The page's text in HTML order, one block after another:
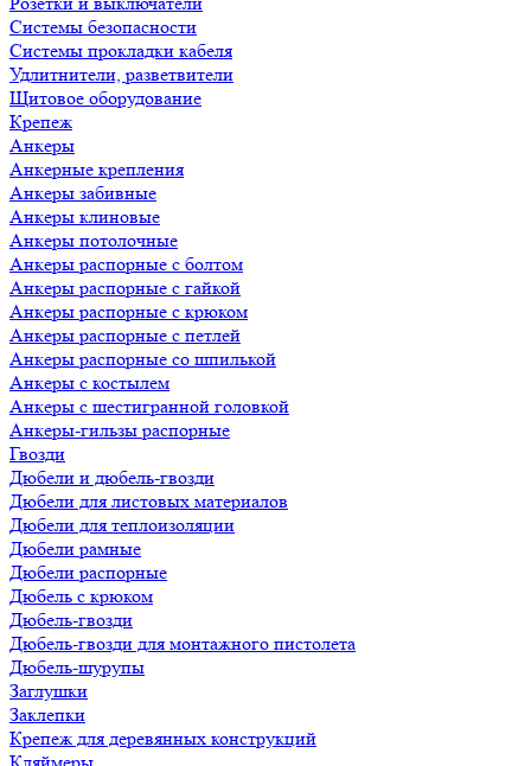
Системы безопасности
Системы прокладки кабеля
Удлитнители, разветвители
Щитовое оборудование
Крепеж
Анкеры
Анкерные крепления
Анкеры забивные
Анкеры клиновые
Анкеры потолочные
Анкеры распорные с болтом
Анкеры распорные с гайкой
Анкеры распорные с крюком
Анкеры распорные с петлей
Анкеры распорные со шпилькой
Анкеры с костылем
Анкеры с шестигранной головкой
Анкеры-гильзы распорные
Гвозди
Дюбели и дюбель-гвозди
Дюбели для листовых материалов
Дюбели для теплоизоляции
Дюбели рамные
Дюбели распорные
Дюбель с крюком
Дюбель-гвозди
Дюбель-гвозди для монтажного пистолета
Дюбель-шурупы
Заглушки
Заклепки
Крепеж для деревянных конструкций